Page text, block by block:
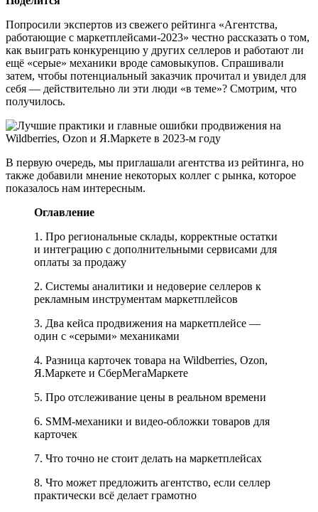
Попросили экспертов из свежего рейтинга «Агентства,
работающие с маркетплейсами-2023» честно рассказать о том,
как выиграть конкуренцию у других селлеров и работают ли
ещё «серые» механики вроде самовыкупов. Спрашивали
затем, чтобы потенциальный заказчик прочитал и увидел для
себя — действительно ли эти люди «в теме»? Смотрим, что
получилось.
В первую очередь, мы приглашали агентства из рейтинга, но
также добавили мнение некоторых коллег с рынка, которое
показалось нам интересным.
Оглавление
1. Про региональные склады, корректные остатки
и интеграцию с дополнительными сервисами для
оплаты за продажу
2. Системы аналитики и недоверие селлеров к
рекламным инструментам маркетплейсов
3. Два кейса продвижения на маркетплейсе —
один с «серыми» механиками
4. Разница карточек товара на Wildberries, Ozon,
Я.Маркете и СберМегаМаркете
5. Про отслеживание цены в реальном времени
6. SMM-механики и видео-обложки товаров для
карточек
7. Что точно не стоит делать на маркетплейсах
8. Что может предложить агентство, если селлер
практически всё делает грамотно